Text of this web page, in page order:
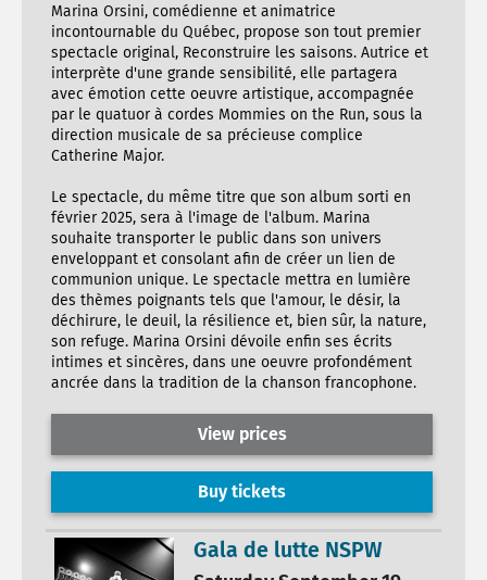
Marina Orsini, comédienne et animatrice
incontournable du Québec, propose son tout premier
spectacle original, Reconstruire les saisons. Autrice et
interprète d'une grande sensibilité, elle partagera
avec émotion cette oeuvre artistique, accompagnée
par le quatuor à cordes Mommies on the Run, sous la
direction musicale de sa précieuse complice
Catherine Major.
Le spectacle, du même titre que son album sorti en
février 2025, sera à l'image de l'album. Marina
souhaite transporter le public dans son univers
enveloppant et consolant afin de créer un lien de
communion unique. Le spectacle mettra en lumière
des thèmes poignants tels que l'amour, le désir, la
déchirure, le deuil, la résilience et, bien sûr, la nature,
son refuge. Marina Orsini dévoile enfin ses écrits
intimes et sincères, dans une oeuvre profondément
ancrée dans la tradition de la chanson francophone.
View prices
Buy tickets
Gala de lutte NSPW